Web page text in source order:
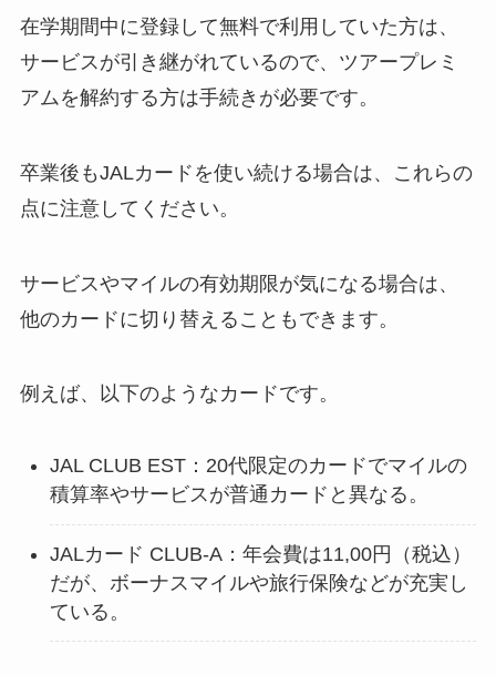
在学期間中に登録して無料で利用していた方は、
サービスが引き継がれているので、ツアープレミ
アムを解約する方は手続きが必要です。
卒業後もJALカードを使い続ける場合は、これらの
点に注意してください。
サービスやマイルの有効期限が気になる場合は、
他のカードに切り替えることもできます。
例えば、以下のようなカードです。
JAL CLUB EST：20代限定のカードでマイルの
積算率やサービスが普通カードと異なる。
JALカード CLUB-A：年会費は11,00円（税込）
だが、ボーナスマイルや旅行保険などが充実し
ている。